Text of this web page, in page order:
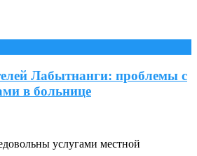
Лабытнанги: проблемы с
в больнице
услугами местной